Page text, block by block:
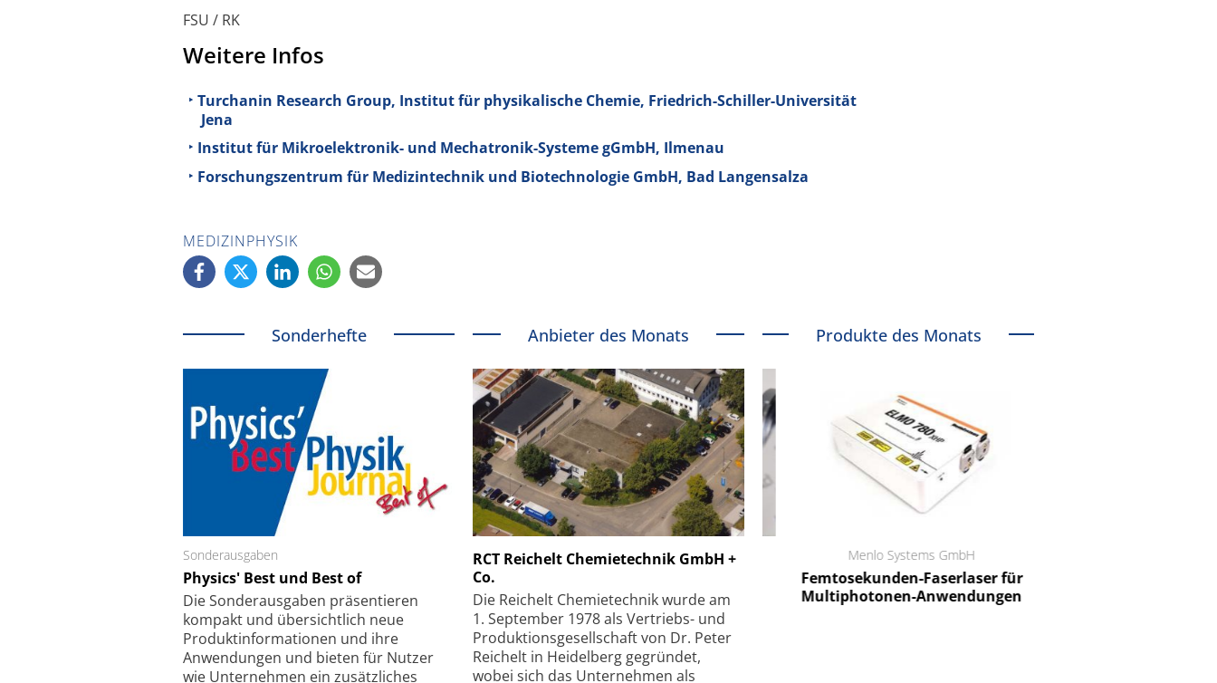
FSU / RK
Weitere Infos
Turchanin Research Group, Institut für physikalische Chemie, Friedrich-Schiller-Universität
Jena
Institut für Mikroelektronik- und Mechatronik-Systeme gGmbH, Ilmenau
Forschungszentrum für Medizintechnik und Biotechnologie GmbH, Bad Langensalza
MEDIZINPHYSIK
Sonderhefte
Sonderausgaben
Physics' Best und Best of
Die Sonder­ausgaben präsentieren
kompakt und übersichtlich neue
Produkt­informationen und ihre
Anwendungen und bieten für Nutzer
wie Unternehmen ein zusätzliches
Anbieter des Monats
RCT Reichelt Chemietechnik GmbH +
Co.
Die Reichelt Chemietechnik wurde am
1. September 1978 als Vertriebs- und
Produktionsgesellschaft von Dr. Peter
Reichelt in Heidelberg gegründet,
wobei sich das Unternehmen als
Produkte des Monats
Faserkoppler mit Super-
Feinfokussierungsmechanismus
SmarAct GmbH
kleinstem Raum
Menlo Systems GmbH
Femtosekunden-Faserlaser für
Multiphotonen-Anwendungen